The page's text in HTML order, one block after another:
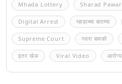
Mhada Lottery Sharad Pawar
Digital Arrest म्हाडाच्या बातम्या
Supreme Court नवरा बायको
इतर खेळ Viral Video आरोग्य